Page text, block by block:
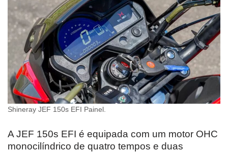
Shineray JEF 150s EFI Painel.
A JEF 150s EFI é equipada com um motor OHC
monocilíndrico de quatro tempos e duas